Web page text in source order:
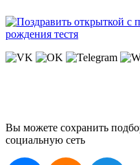
Вы можете сохранить
социальную сеть